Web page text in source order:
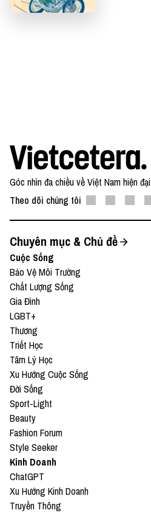
Góc nhìn đa chiều về Việt Nam hiện đại
Theo dõi chúng tôi
Chuyên mục & Chủ đề
Cuộc Sống
Bảo Vệ Môi Trường
Chất Lượng Sống
Gia Đình
LGBT+
Thương
Triết Học
Tâm Lý Học
Xu Hướng Cuộc Sống
Đời Sống
Sport-Light
Beauty
Fashion Forum
Style Seeker
Kinh Doanh
ChatGPT
Xu Hướng Kinh Doanh
Truyền Thông